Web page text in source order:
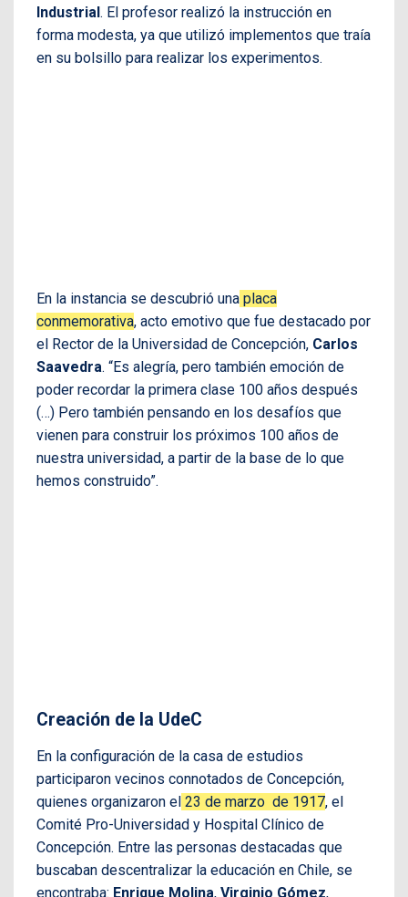
Industrial. El profesor realizó la instrucción en
forma modesta, ya que utilizó implementos que traía
en su bolsillo para realizar los experimentos.
En la instancia se descubrió una placa
conmemorativa, acto emotivo que fue destacado por
el Rector de la Universidad de Concepción, Carlos
Saavedra. “Es alegría, pero también emoción de
poder recordar la primera clase 100 años después
(…) Pero también pensando en los desafíos que
vienen para construir los próximos 100 años de
nuestra universidad, a partir de la base de lo que
hemos construido”.
Creación de la UdeC
En la configuración de la casa de estudios
participaron vecinos connotados de Concepción,
quienes organizaron el 23 de marzo de 1917, el
Comité Pro-Universidad y Hospital Clínico de
Concepción. Entre las personas destacadas que
buscaban descentralizar la educación en Chile, se
encontraba: Enrique Molina, Virginio Gómez,